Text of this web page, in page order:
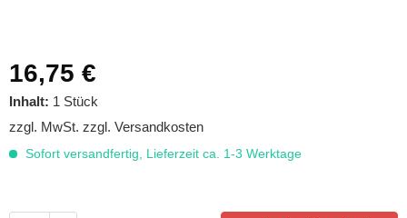
16,75 €
Inhalt: 1 Stück
zzgl. MwSt. zzgl. Versandkosten
Sofort versandfertig, Lieferzeit ca. 1-3 Werktage